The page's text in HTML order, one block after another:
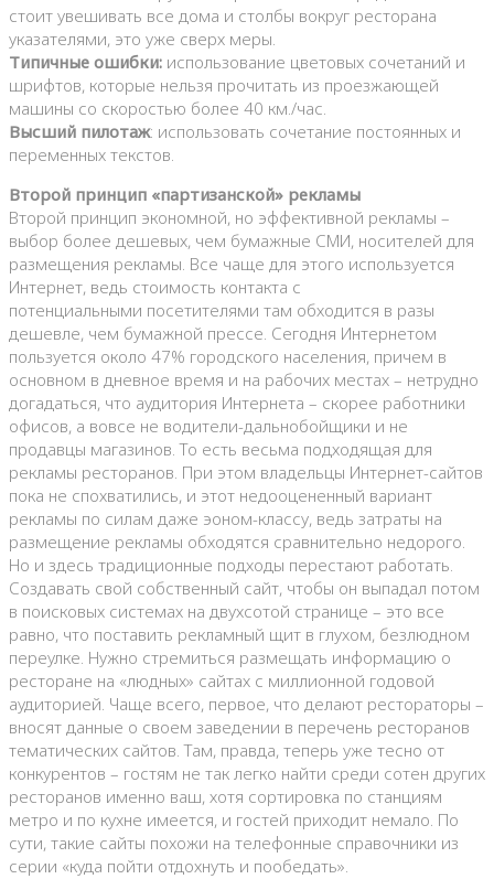
стоит увешивать все дома и столбы вокруг ресторана
указателями, это уже сверх меры.
Типичные ошибки: использование цветовых сочетаний и
шрифтов, которые нельзя прочитать из проезжающей
машины со скоростью более 40 км./час.
Высший пилотаж: использовать сочетание постоянных и
переменных текстов.
Второй принцип «партизанской» рекламы
Второй принцип экономной, но эффективной рекламы –
выбор более дешевых, чем бумажные СМИ, носителей для
размещения рекламы. Все чаще для этого используется
Интернет, ведь стоимость контакта с
потенциальными посетителями там обходится в разы
дешевле, чем бумажной прессе. Сегодня Интернетом
пользуется около 47% городского населения, причем в
основном в дневное время и на рабочих местах – нетрудно
догадаться, что аудитория Интернета – скорее работники
офисов, а вовсе не водители-дальнобойщики и не
продавцы магазинов. То есть весьма подходящая для
рекламы ресторанов. При этом владельцы Интернет-сайтов
пока не спохватились, и этот недооцененный вариант
рекламы по силам даже эоном-классу, ведь затраты на
размещение рекламы обходятся сравнительно недорого.
Но и здесь традиционные подходы перестают работать.
Создавать свой собственный сайт, чтобы он выпадал потом
в поисковых системах на двухсотой странице – это все
равно, что поставить рекламный щит в глухом, безлюдном
переулке. Нужно стремиться размещать информацию о
ресторане на «людных» сайтах с миллионной годовой
аудиторией. Чаще всего, первое, что делают рестораторы –
вносят данные о своем заведении в перечень ресторанов
тематических сайтов. Там, правда, теперь уже тесно от
конкурентов – гостям не так легко найти среди сотен других
ресторанов именно ваш, хотя сортировка по станциям
метро и по кухне имеется, и гостей приходит немало. По
сути, такие сайты похожи на телефонные справочники из
серии «куда пойти отдохнуть и пообедать».